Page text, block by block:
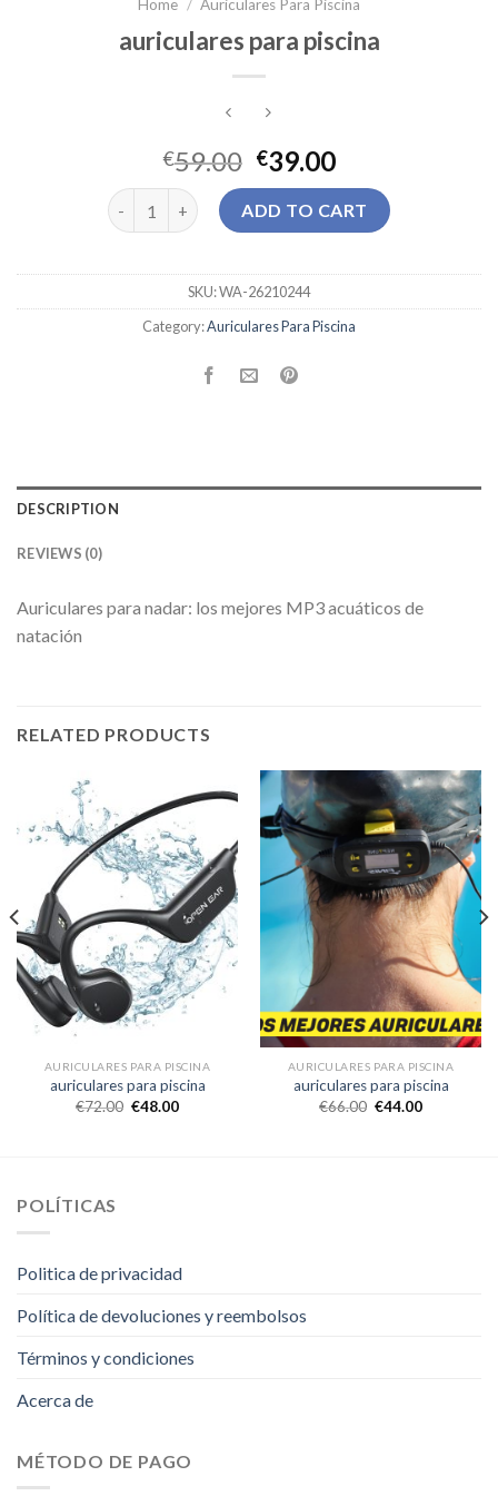
Home / Auriculares Para Piscina
auriculares para piscina
€59.00 €39.00
auriculares para piscina quantity
ADD TO CART
SKU:WA-26210244
Category:Auriculares Para Piscina
DESCRIPTION
REVIEWS (0)
Auriculares para nadar: los mejores MP3 acuáticos de
natación
RELATED PRODUCTS
AURICULARES PARA PISCINA
auriculares para piscina
€72.00 €48.00
AURICULARES PARA PISCINA
auriculares para piscina
€66.00 €44.00
POLÍTICAS
Politica de privacidad
Política de devoluciones y reembolsos
Términos y condiciones
Acerca de
MÉTODO DE PAGO